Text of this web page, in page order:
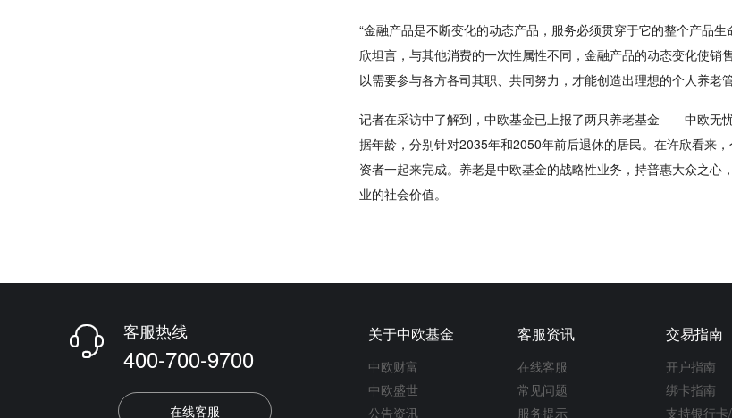
“金融产品是不断变化的动态产品，服务必须贯穿于它的整个产品
欣坦言，与其他消费的一次性属性不同，金融产品的动态变化使
以需要参与各方各司其职、共同努力，才能创造出理想的个人养老
记者在采访中了解到，中欧基金已上报了两只养老基金——中欧无
据年龄，分别针对2035年和2050年前后退休的居民。在许欣看来
资者一起来完成。养老是中欧基金的战略性业务，持普惠大众之
业的社会价值。
 客服热线
400-700-9700
在线客服
关于中欧基金
中欧财富
中欧盛世
公告资讯
客服资讯
在线客服
常见问题
服务提示
交易指南
开户指南
绑卡指南
支持银行